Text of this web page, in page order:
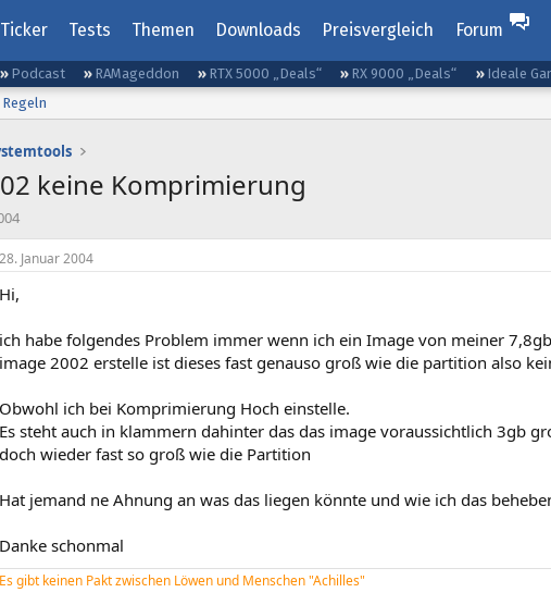
Ticker Tests Themen Downloads Preisvergleich Forum
Podcast RAMageddon RTX 5000 „Deals“ RX 9000 „Deals“ Ideale
Regeln
keine Komprimierung
28. Januar 2004
Hi,
ich habe folgendes Problem immer wenn ich ein Image von meiner
image 2002 erstelle ist dieses fast genauso groß wie die partition also
Obwohl ich bei Komprimierung Hoch einstelle.
Es steht auch in klammern dahinter das das image voraussichtlich 3gb
doch wieder fast so groß wie die Partition
Hat jemand ne Ahnung an was das liegen könnte und wie ich das
Danke schonmal
Es gibt keinen Pakt zwischen Löwen und Menschen "Achilles"